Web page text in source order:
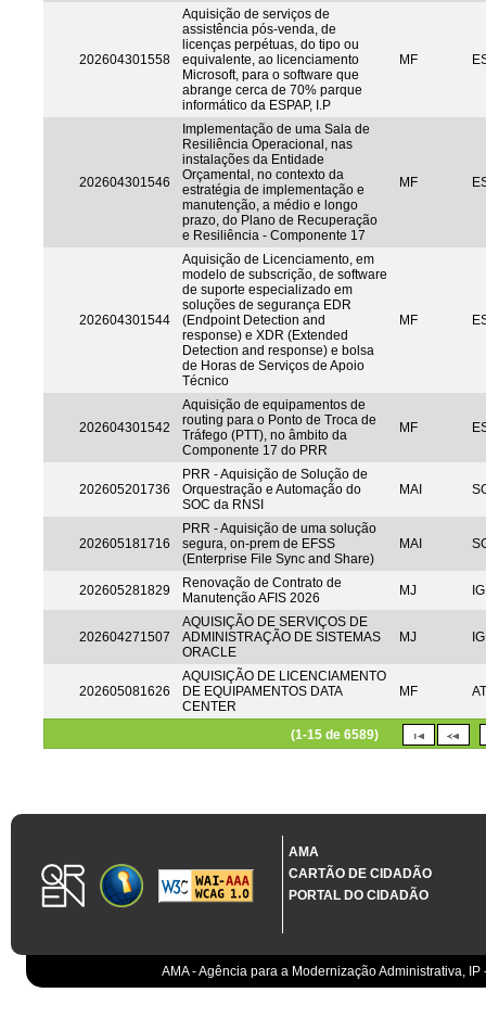
202604301558
Aquisição de serviços de
assistência pós-venda, de
licenças perpétuas, do tipo ou
equivalente, ao licenciamento
Microsoft, para o software que
abrange cerca de 70% parque
informático da ESPAP, I.P
MF
202604301546
Implementação de uma Sala de
Resiliência Operacional, nas
instalações da Entidade
Orçamental, no contexto da
estratégia de implementação e
manutenção, a médio e longo
prazo, do Plano de Recuperação
e Resiliência - Componente 17
MF
202604301544
Aquisição de Licenciamento, em
modelo de subscrição, de software
de suporte especializado em
soluções de segurança EDR
(Endpoint Detection and
response) e XDR (Extended
Detection and response) e bolsa
de Horas de Serviços de Apoio
Técnico
MF
202604301542
Aquisição de equipamentos de
routing para o Ponto de Troca de
Tráfego (PTT), no âmbito da
Componente 17 do PRR
MF
202605201736
PRR - Aquisição de Solução de
Orquestração e Automação do
SOC da RNSI
MAI
202605181716
PRR - Aquisição de uma solução
segura, on-prem de EFSS
(Enterprise File Sync and Share)
MAI
202605281829
Renovação de Contrato de
Manutenção AFIS 2026
MJ
202604271507
AQUISIÇÃO DE SERVIÇOS DE
ADMINISTRAÇÃO DE SISTEMAS
ORACLE
MJ
202605081626
AQUISIÇÃO DE LICENCIAMENTO
DE EQUIPAMENTOS DATA
CENTER
MF AT
(1-15 de 6589)
AMA
CARTÃO DE CIDADÃO
PORTAL DO CIDADÃO
AMA - Agência para a Modernização Administrativa,